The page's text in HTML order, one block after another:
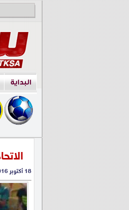
البداية
18 أكتوبر 2016